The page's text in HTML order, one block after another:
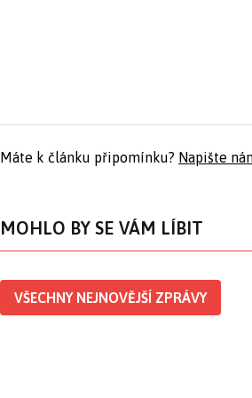
Máte k článku připomínku? Napište
MOHLO BY SE VÁM LÍBIT
VŠECHNY NEJNOVĚJŠÍ ZPRÁVY